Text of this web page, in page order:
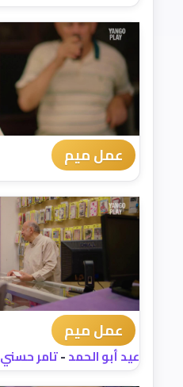
عمل ميم
عمل ميم
عيد أبو الحمد-تامر حسني